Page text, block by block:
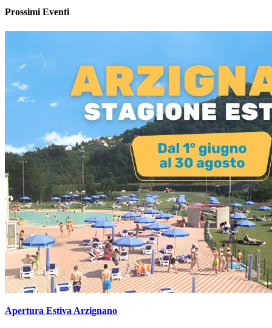
Prossimi Eventi
Apertura Estiva Arzignano